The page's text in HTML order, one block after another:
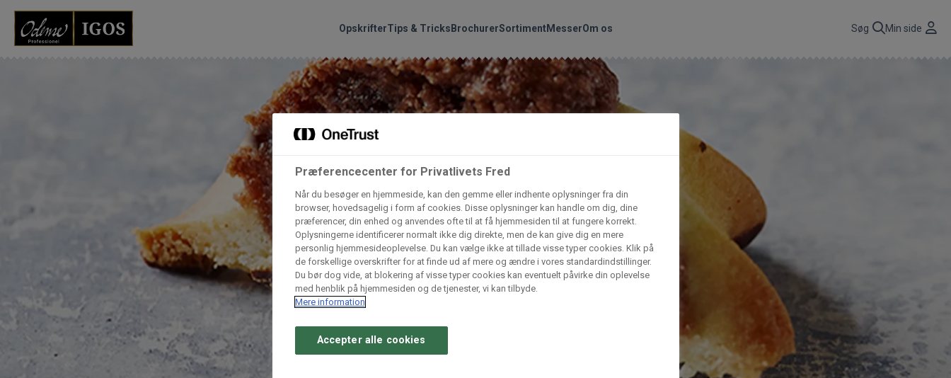
OpskrifterTips & TricksBrochurerSortimentMesserOm os Søg Min side
Søg
Grossister der forhandler vores produkter
Arctic Import
Dagrofa Foodservice
Hørkram Foodservice A/S INCO Cash & Carry L. C. Lauritzen A/S Mega House A/S
Procater ApS Vaffelexpressen Vaffelgrossisten Waffle Barons
Waffle Supply
Gem dine favoritter!
Lad ikke en eneste opskrift gå tabt! Opret en profil nu og start din
Bliv medlem af Odense Marcipan's professionelle fællesskab og få
nem adgang til dine gemte opskrifter og produkter - når som helst,
hvor som helst.
Log ind Opret profil
Præferencecenter for Privatlivets Fred
Når du besøger en hjemmeside, kan den gemme eller indhente oplysninger fra din
browser, hovedsagelig i form af cookies. Disse oplysninger kan handle om dig, dine
præferencer, din enhed og anvendes ofte til at få hjemmesiden til at fungere korrekt.
Oplysningerne identificerer normalt ikke dig direkte, men de kan give dig en mere
personlig hjemmesideoplevelse. Du kan vælge ikke at tillade visse typer cookies. Klik på
de forskellige overskrifter for at finde ud af mere og ændre i vores standardindstillinger.
Du bør dog vide, at blokering af visse typer cookies kan eventuelt påvirke din oplevelse
med henblik på hjemmesiden og de tjenester, vi kan tilbyde.
Mere information
Accepter alle cookies